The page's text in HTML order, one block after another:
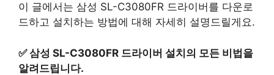
이 글에서는 삼성 SL-C3080FR 드라이버를 다운로
드하고 설치하는 방법에 대해 자세히 설명드릴게요.
✅삼성 SL-C3080FR 드라이버 설치의 모든 비법을
알려드립니다.